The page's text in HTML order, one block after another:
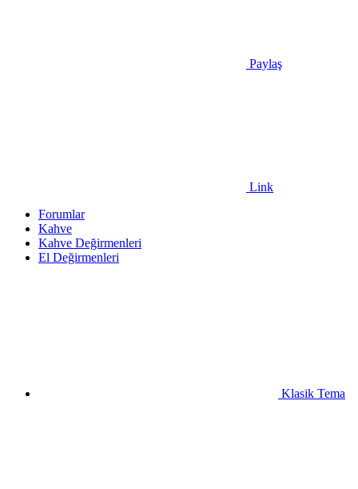
Paylaş
Link
Forumlar
Kahve
Kahve Değirmenleri
El Değirmenleri
Klasik Tema